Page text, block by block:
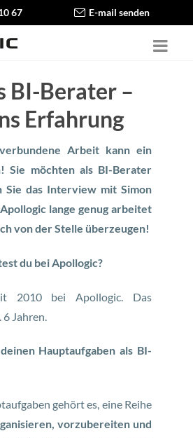
67 E-mail senden
BI-Berater –
Erfahrung
Arbeit kann ein
Sie möchten als BI-Berater
Sie das Interview mit Simon
lange genug arbeitet
von der Stelle überzeugen!
du bei Apollogic?
2010 bei Apollogic. Das
Jahren.
Hauptaufgaben als BI-
gehört es, eine Reihe
vorzubereiten und